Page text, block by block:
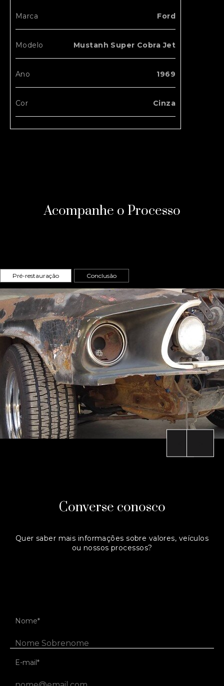
Marca Ford
Modelo Mustanh Super Cobra Jet
Ano 1969
Cor Cinza
Acompanhe o Processo
Pré-restauração Conclusão
Converse conosco
Quer saber mais informações sobre valores, veículos
ou nossos processos?
Nome*
E-mail*